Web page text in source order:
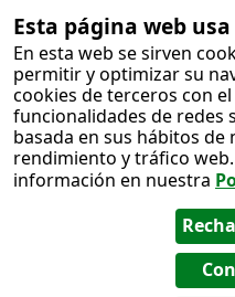
Esta página web
En esta web se sirven
permitir y optimizar su
cookies de terceros con
funcionalidades de redes
basada en sus hábitos de
rendimiento y tráfico
información en nuestra